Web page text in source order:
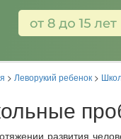
> Леворукий ребенок >
развития